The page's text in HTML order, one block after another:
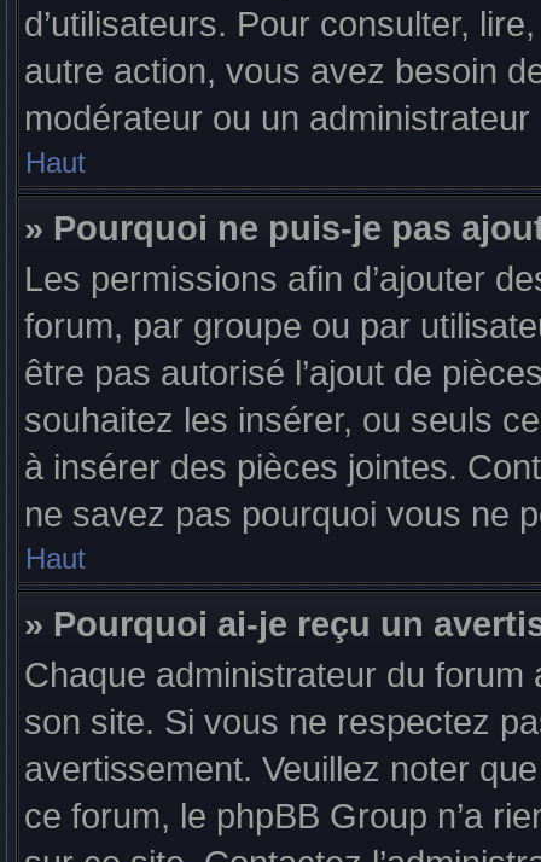
d’utilisateurs. Pour consulter,
autre action, vous avez besoin
modérateur ou un
Haut
» Pourquoi ne puis-je pas
Les permissions afin d’ajouter
forum, par groupe ou par
être pas autorisé l’ajout de
souhaitez les insérer, ou seuls
à insérer des pièces jointes.
ne savez pas pourquoi vous ne
Haut
» Pourquoi ai-je reçu un
Chaque administrateur du
son site. Si vous ne respectez
avertissement. Veuillez noter
ce forum, le phpBB Group n’a